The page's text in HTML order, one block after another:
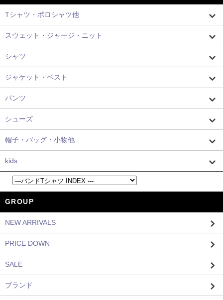
Tシャツ・ポロシャツ他
スウェット・ジャージ・ニット
シャツ
ジャケット・ベスト
パンツ
シューズ
帽子・バッグ・小物他
kids
GROUP
NEW ARRIVALS
PRICE DOWN
SALE
ブランド